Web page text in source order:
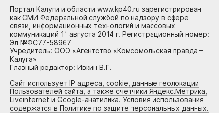
Портал Калуги и области www.kp40.ru зарегистрирован
как СМИ Федеральной службой по надзору в сфере
связи, информационных технологий и массовых
коммуникаций 11 августа 2014 г. Регистрационный номер:
Эл №ФС77-58967
Учредитель: ООО «Агентство «Комсомольская правда –
Калуга»
Главный редактор: Ивкин В.П.
Сайт использует IP адреса, cookie, данные геолокации
Пользователей сайта, а также счетчики Яндекс.Метрика,
Liveinternet и Google-анатилика. Условия использования
содержатся в Политике по защите персональных данных.